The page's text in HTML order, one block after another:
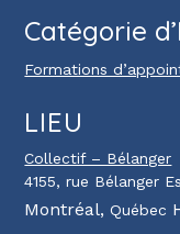
Catégorie
Formations
LIEU
Collectif – Bélanger
4155, rue Bélanger
Montréal, Québec